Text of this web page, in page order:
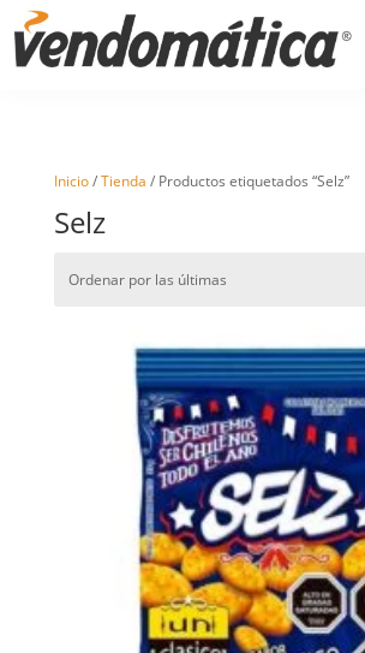
Inicio/Tienda / Productos etiquetados “Selz”
Selz